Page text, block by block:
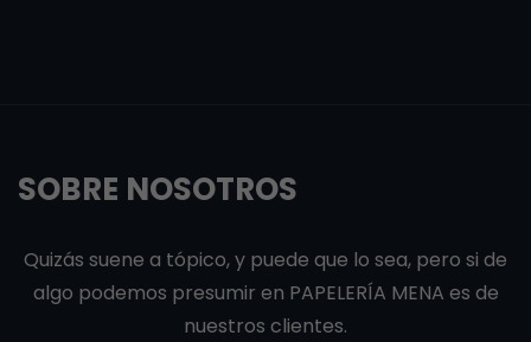
SOBRE NOSOTROS
Quizás suene a tópico, y puede que lo sea, pero si de
algo podemos presumir en PAPELERÍA MENA es de
nuestros clientes.